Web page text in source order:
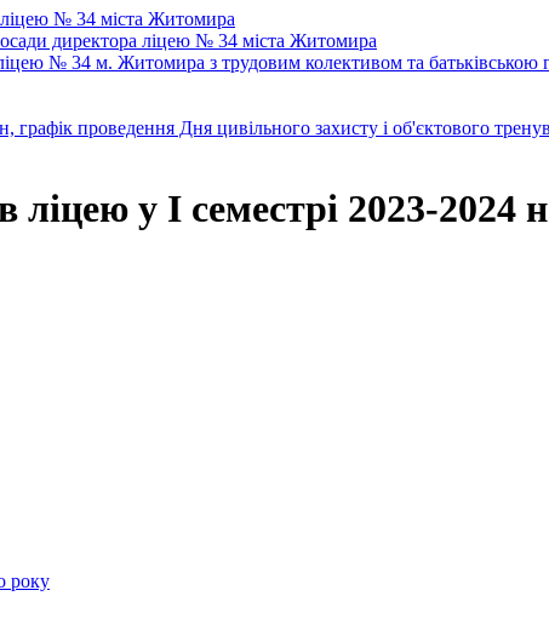
№ 34 міста Житомира
директора ліцею № 34 міста Житомира
№ 34 м. Житомира з трудовим колективом та батьківською
графік проведення Дня цивільного захисту і об'єктового
ліцею у І семестрі 2023-2024
року